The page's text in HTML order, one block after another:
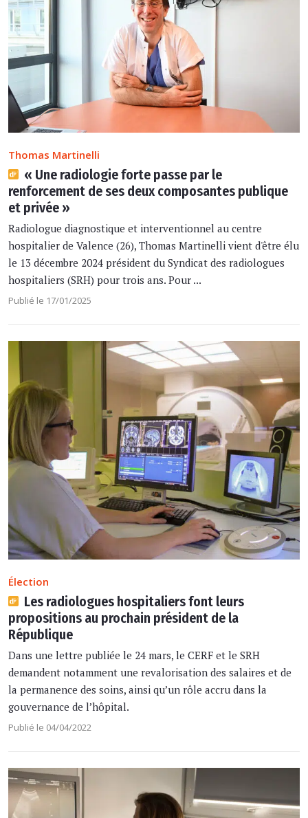
Thomas Martinelli
« Une radiologie forte passe par le
renforcement de ses deux composantes publique
et privée »
Radiologue diagnostique et interventionnel au centre
hospitalier de Valence (26), Thomas Martinelli vient d'être élu
le 13 décembre 2024 président du Syndicat des radiologues
hospitaliers (SRH) pour trois ans. Pour ...
Publié le 17/01/2025
Élection
Les radiologues hospitaliers font leurs
propositions au prochain président de la
République
Dans une lettre publiée le 24 mars, le CERF et le SRH
demandent notamment une revalorisation des salaires et de
la permanence des soins, ainsi qu’un rôle accru dans la
gouvernance de l’hôpital.
Publié le 04/04/2022